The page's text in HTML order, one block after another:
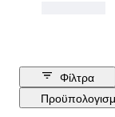
Φίλτρα